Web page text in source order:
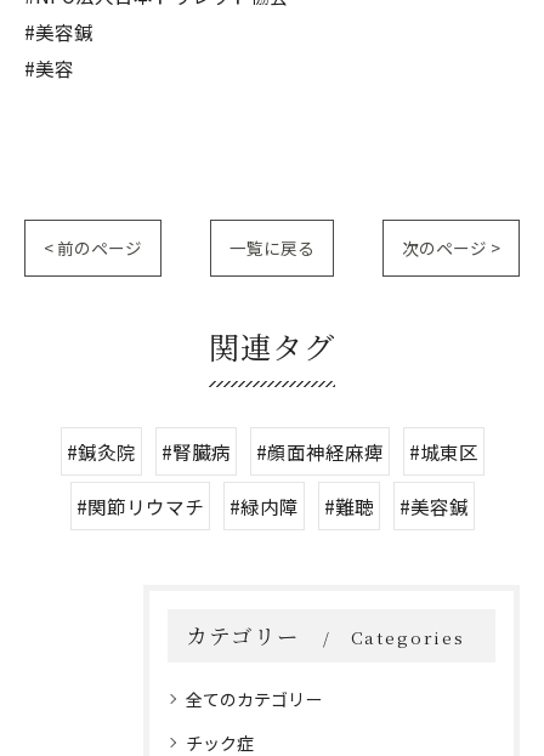
#美容鍼
#美容
< 前のページ 一覧に戻る 次のページ >
関連タグ
#鍼灸院 #腎臓病 #顔面神経麻痺 #城東区
#関節リウマチ #緑内障 #難聴 #美容鍼
カテゴリー Categories
全てのカテゴリー
チック症